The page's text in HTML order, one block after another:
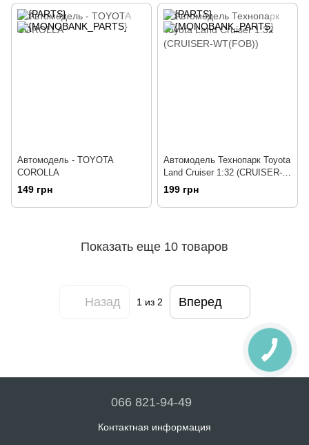
Автомодель - TOYOTA
COROLLA
149 грн
Автомодель Технопарк Toyota
Land Cruiser 1:32 (CRUISER-
WT(FOB))
199 грн
Показать еще 10 товаров
Назад 1из 2 Вперед
066 821-94-49
Контактная информация